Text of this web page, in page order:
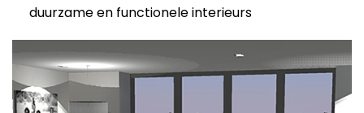
duurzame en functionele interieurs